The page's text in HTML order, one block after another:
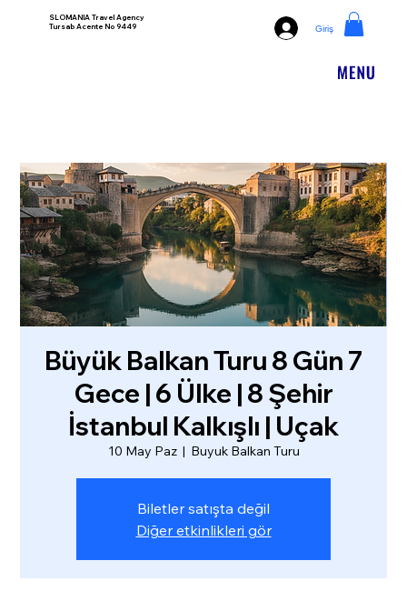
SLOMANIA Travel Agency
Tursab Acente No 9449
Giriş
Büyük Balkan Turu 8 Gün 7
Gece | 6 Ülke | 8 Şehir
İstanbul Kalkışlı | Uçak
10 May Paz
  |
Buyuk Balkan Turu
Biletler satışta değil
Diğer etkinlikleri gör